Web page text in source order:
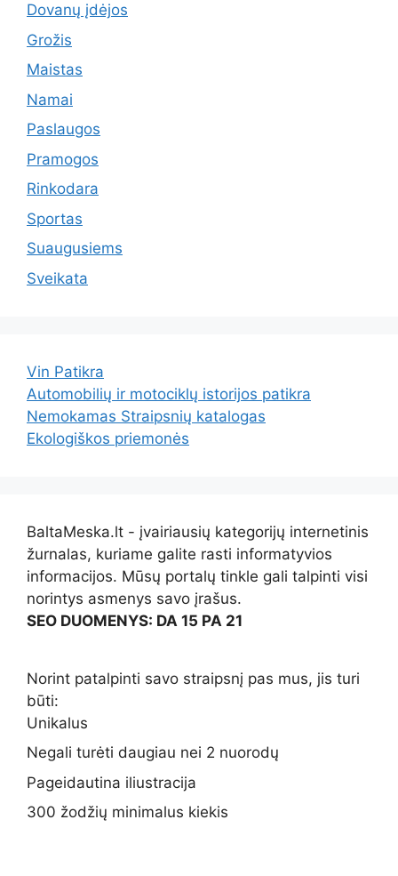
Dovanų įdėjos
Grožis
Maistas
Namai
Paslaugos
Pramogos
Rinkodara
Sportas
Suaugusiems
Sveikata
Vin Patikra
Automobilių ir motociklų istorijos patikra
Nemokamas Straipsnių katalogas
Ekologiškos priemonės
BaltaMeska.lt - įvairiausių kategorijų internetinis
žurnalas, kuriame galite rasti informatyvios
informacijos. Mūsų portalų tinkle gali talpinti visi
norintys asmenys savo įrašus.
SEO DUOMENYS: DA 15 PA 21
Norint patalpinti savo straipsnį pas mus, jis turi
būti:
Unikalus
Negali turėti daugiau nei 2 nuorodų
Pageidautina iliustracija
300 žodžių minimalus kiekis